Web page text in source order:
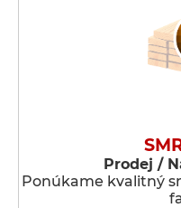
Prodej /
Ponúkame kvalitný